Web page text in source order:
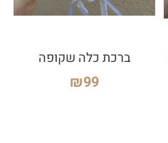
ברכת כלה שקופה
₪99